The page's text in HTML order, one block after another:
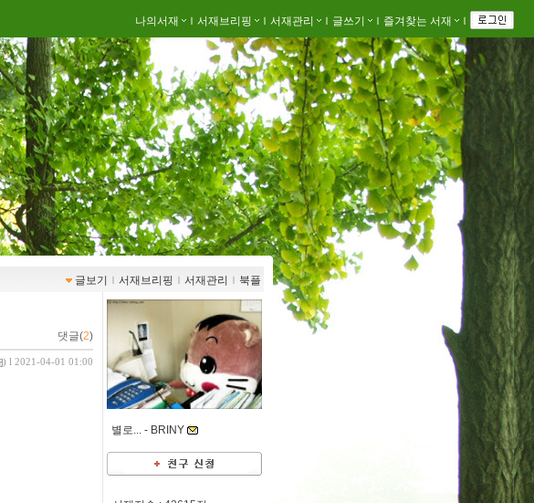
나의서재 ｌ 서재브리핑 ｌ 서재관리 ｌ 글쓰기 ｌ 즐겨찾는 서재 ｌ
글보기 ｌ 서재브리핑 ｌ 서재관리 ｌ 북플
별로... - BRINY
댓글(2)
) l 2021-04-01 01:00